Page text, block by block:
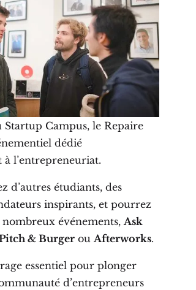
Campus, le Repaire
dédié
à l’entrepreneuriat.
d’autres étudiants, des
inspirants, et pourrez
événements,Ask
& BurgerouAfterworks.
essentiel pour plonger
d’entrepreneurs